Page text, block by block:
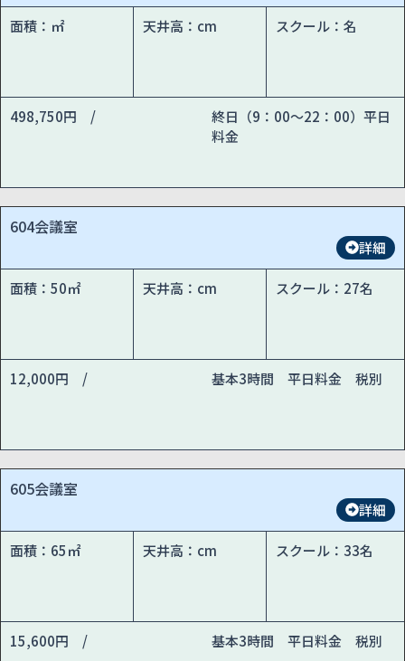
面積：㎡ 天井高：cm スクール：名
498,750円 /
終日（9：00～22：00）平日
料金
604会議室
詳細
面積：50㎡ 天井高：cm スクール：27名
12,000円 / 基本3時間 平日料金 税別
605会議室
詳細
面積：65㎡ 天井高：cm スクール：33名
15,600円 / 基本3時間 平日料金 税別